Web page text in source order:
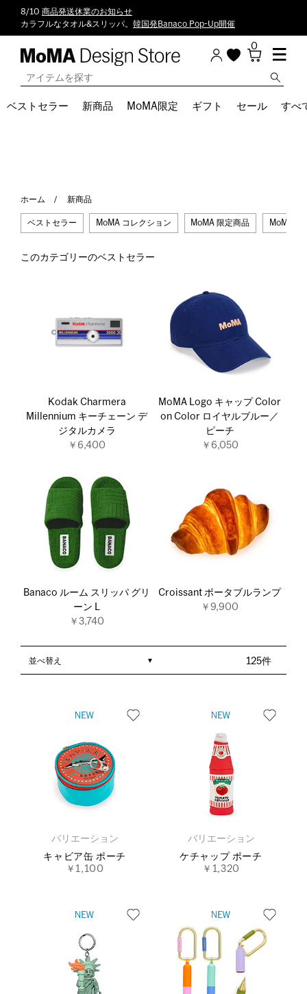
8/10 商品発送休業のお知らせ
カラフルなタオル&スリッパ。 韓国発Banaco Pop-Up開催
0
ベストセラー 新商品 MoMA限定 ギフト セール すべ
ホーム 新商品
ベストセラー MoMA コレクション MoMA 限定商品 MoMA ロ
このカテゴリーのベストセラー
Kodak Charmera
Millennium キーチェーン デ
ジタルカメラ
￥6,400
MoMA Logo キャップ Color
on Color ロイヤルブルー／
ピーチ
￥6,050
Banaco ルーム スリッパ グリ
ーン L
￥3,740
Croissant ポータブルランプ
￥9,900
125件
並べ替え
バリエーション
キャビア缶 ポーチ
￥1,100
バリエーション
ケチャップ ポーチ
￥1,320